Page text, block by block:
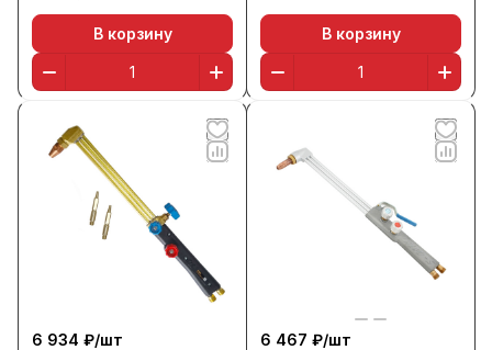
В корзину В корзину
6 934 ₽/шт
6 467 ₽/шт